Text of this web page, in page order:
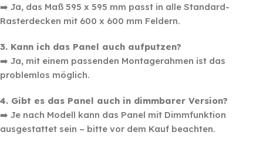
➡️ Ja, das Maß 595 x 595 mm passt in alle Standard-
Rasterdecken mit 600 x 600 mm Feldern.
3. Kann ich das Panel auch aufputzen?
➡️ Ja, mit einem passenden Montagerahmen ist das
problemlos möglich.
4. Gibt es das Panel auch in dimmbarer Version?
➡️ Je nach Modell kann das Panel mit Dimmfunktion
ausgestattet sein – bitte vor dem Kauf beachten.